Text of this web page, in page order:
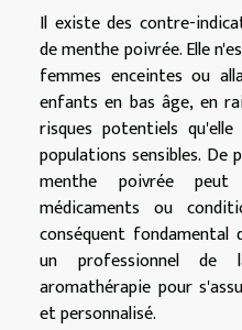
Il existe des contre-
de menthe poivrée. Elle
femmes enceintes ou
enfants en bas âge, en
risques potentiels
populations sensibles. De
menthe poivrée
médicaments ou
conséquent fondamental
un professionnel de
aromathérapie pour
et personnalisé.